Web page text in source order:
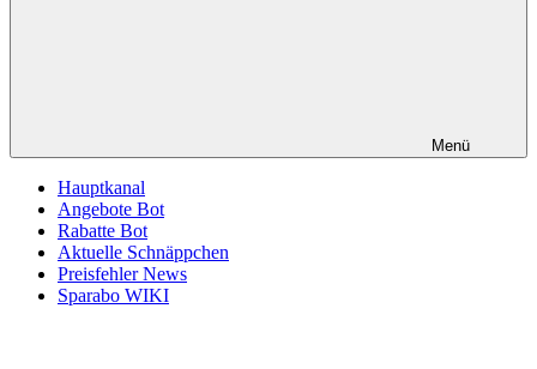
Menü
Hauptkanal
Angebote Bot
Rabatte Bot
Aktuelle Schnäppchen
Preisfehler News
Sparabo WIKI